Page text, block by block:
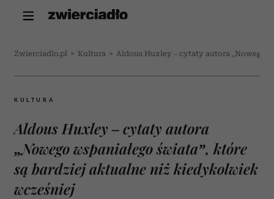
Zwierciadlo.pl > Kultura > Aldous Huxley – cytaty autora „Nowego
KULTURA
Aldous Huxley – cytaty autora
„Nowego wspaniałego świata”, które
są bardziej aktualne niż kiedykolwiek
wcześniej